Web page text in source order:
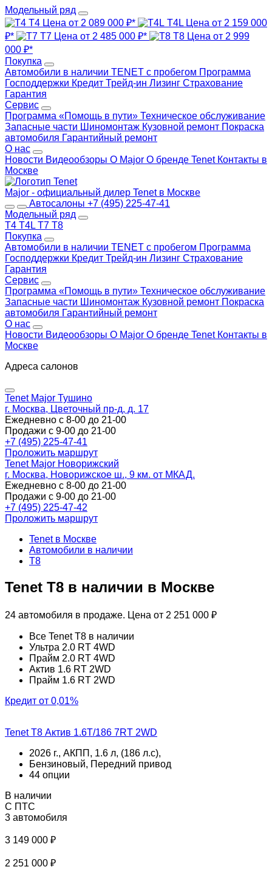
Модельный ряд
T4 Цена от 2 089 000 ₽* T4L Цена от 2 159 000
₽*
T7 Цена от 2 485 000 ₽* T8 Цена от 2 999
000 ₽*
Покупка
Автомобили в наличии TENET с пробегом Программа
Господдержки Кредит Трейд-ин Лизинг Страхование
Гарантия
Сервис
Программа «Помощь в пути» Техническое обслуживание
Запасные части Шиномонтаж Кузовной ремонт Покраска
автомобиля Гарантийный ремонт
О нас
Новости Видеообзоры О Major О бренде Tenet Контакты в
Москве
Major - официальный дилер Tenet в Москве
Автосалоны +7 (495) 225-47-41
Модельный ряд
T4 T4L T7 T8
Покупка
Автомобили в наличии TENET с пробегом Программа
Господдержки Кредит Трейд-ин Лизинг Страхование
Гарантия
Сервис
Программа «Помощь в пути» Техническое обслуживание
Запасные части Шиномонтаж Кузовной ремонт Покраска
автомобиля Гарантийный ремонт
О нас
Новости Видеообзоры О Major О бренде Tenet Контакты в
Москве
Адреса салонов
Tenet Major Тушино
г. Москва, Цветочный пр-д, д. 17
Ежедневно с 8-00 до 21-00
Продажи с 9-00 до 21-00
+7 (495) 225-47-41
Проложить маршрут
Tenet Major Новорижский
г. Москва, Новорижское ш., 9 км. от МКАД.
Ежедневно с 8-00 до 21-00
Продажи с 9-00 до 21-00
+7 (495) 225-47-42
Проложить маршрут
Tenet в Москве
Автомобили в наличии
T8
Tenet T8 в наличии в Москве
24 автомобиля в продаже. Цена от 2 251 000 ₽
Все Tenet T8 в наличии
Ультра 2.0 RT 4WD
Прайм 2.0 RT 4WD
Актив 1.6 RT 2WD
Прайм 1.6 RT 2WD
Кредит от 0,01%
Tenet T8 Актив 1.6T/186 7RT 2WD
2026 г., АКПП, 1.6 л, (186 л.с),
Бензиновый, Передний привод
44 опции
В наличии
С ПТС
3 автомобиля
3 149 000 ₽
2 251 000 ₽